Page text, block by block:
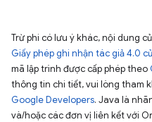
Trừ phi có lưu ý khác, nội dung
Giấy phép ghi nhận tác giả 4.0
mã lập trình được cấp phép theo
thông tin chi tiết, vui lòng tham
Google Developers. Java là
và/hoặc các đơn vị liên kết với